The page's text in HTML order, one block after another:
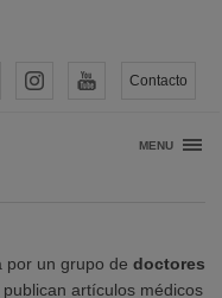
Contacto
MENU
por un grupo de doctores
artículos médicos